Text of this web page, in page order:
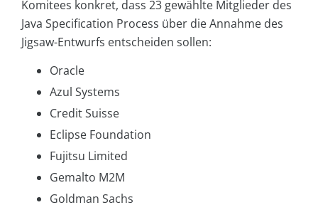
Komitees konkret, dass 23 gewählte Mitglieder des
Java Specification Process über die Annahme des
Jigsaw-Entwurfs entscheiden sollen:
Oracle
Azul Systems
Credit Suisse
Eclipse Foundation
Fujitsu Limited
Gemalto M2M
Goldman Sachs